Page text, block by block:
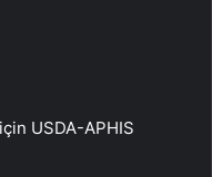
USDA-APHIS